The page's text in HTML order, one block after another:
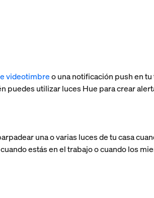
videotimbreo una notificación push en
utilizar luces Hue para crear
una o varias luces de tu casa
estás en el trabajo o cuando los